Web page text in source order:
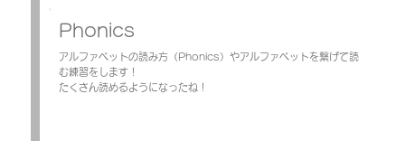
Phonics
アルファベットの読み方（Phonics）やアルファベットを繋げて読
む練習をします！
たくさん読めるようになったね！